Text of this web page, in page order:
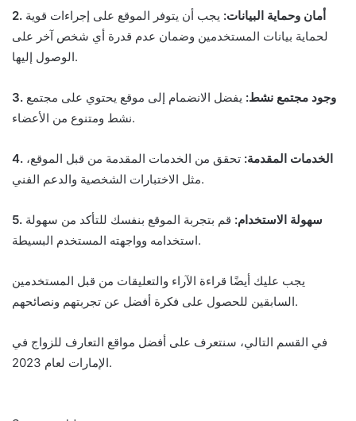
2. أمان وحماية البيانات: يجب أن يتوفر الموقع على إجراءات قوية
لحماية بيانات المستخدمين وضمان عدم قدرة أي شخص آخر على
الوصول إليها.
3. وجود مجتمع نشط: يفضل الانضمام إلى موقع يحتوي على مجتمع
نشط ومتنوع من الأعضاء.
4. الخدمات المقدمة: تحقق من الخدمات المقدمة من قبل الموقع،
مثل الاختبارات الشخصية والدعم الفني.
5. سهولة الاستخدام: قم بتجربة الموقع بنفسك للتأكد من سهولة
استخدامه وواجهته المستخدم البسيطة.
يجب عليك أيضًا قراءة الآراء والتعليقات من قبل المستخدمين
السابقين للحصول على فكرة أفضل عن تجربتهم ونصائحهم.
في القسم التالي، سنتعرف على أفضل مواقع التعارف للزواج في
الإمارات لعام 2023.